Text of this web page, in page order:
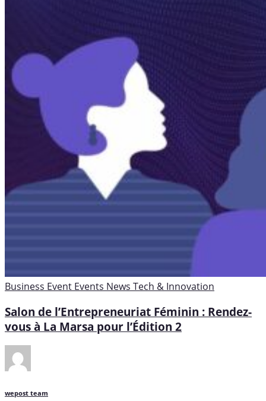
Business Event Events News Tech & Innovation
Salon de l’Entrepreneuriat Féminin : Rendez-
vous à La Marsa pour l’Édition 2
wepost team